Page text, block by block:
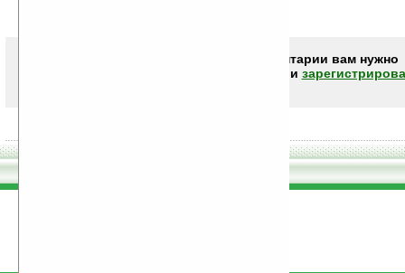
Чтобы писать комментарии вам нужно
или